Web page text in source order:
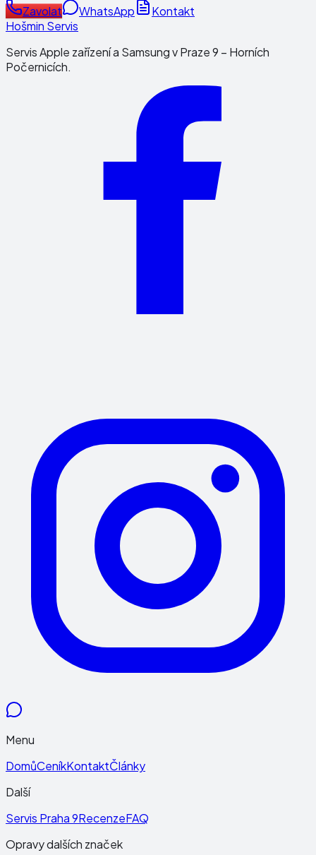
Zavolat
WhatsApp
Kontakt
Hošmin Servis
Servis Apple zařízení a Samsung v Praze 9 – Horních
Počernicích.
Menu
DomůCeníkKontaktČlánky
Další
Servis Praha 9RecenzeFAQ
Opravy dalších značek